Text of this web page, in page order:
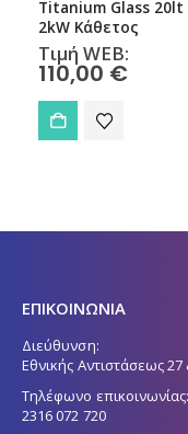
Titanium Glass 20lt
2kW Κάθετος
Τιμή WEB:
110,00 €
ΕΠΙΚΟΙΝΩΝΙΑ
Διεύθυνση:
Εθνικής Αντιστάσεως
Τηλέφωνο επικοινωνίας:
2316 072 720